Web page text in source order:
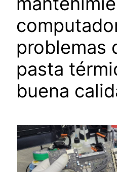
problemas
pasta
buena